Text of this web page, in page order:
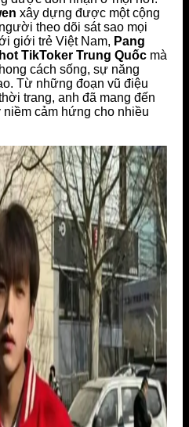
xây dựng được một cộng
theo dõi sát sao mọi
giới trẻ Việt Nam, Pang
hot TikToker Trung Quốc mà
cách sống, sự năng
Từ những đoạn vũ điệu
trang, anh đã mang đến
cảm hứng cho nhiều